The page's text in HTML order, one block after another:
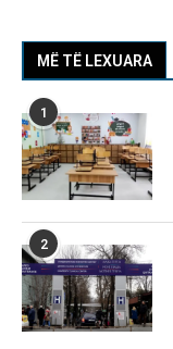
MË TË LEXUARA
1
2